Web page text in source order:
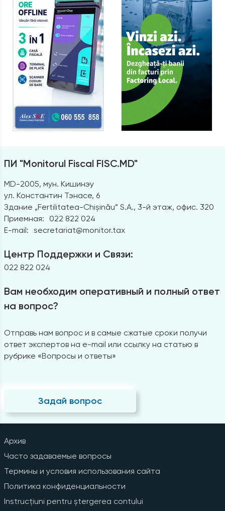
ПИ "Monitorul Fiscal FISC.MD"
MD-2005, мун. Кишинэу
ул. Константин Тэнасе, 6
Здание „Fertilitatea-Chișinău” S.A., 3-й этаж, офис. 320
Приемная:
022 822 024
E-mail: secretariat@monitor.tax
Центр Поддержки и Связи:
022 822 024
Вам необходим оперативный и полный ответ
на вопрос?
Отправь нам вопрос и в самые сжатые сроки получи
ответ экспертов на e-mail или ссылку на статью в
рубрике «Вопросы и ответы»
Задай вопрос
Архив
Часто задаваемые вопросы
Термины и условия использования сайта
Политика конфиденциальности
Instrucțiuni pentru ștergerea contului